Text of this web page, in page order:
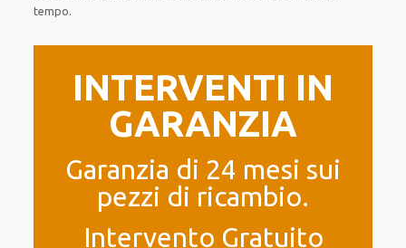
tempo.
INTERVENTI IN
GARANZIA
Garanzia di 24 mesi sui
pezzi di ricambio.
Intervento Gratuito